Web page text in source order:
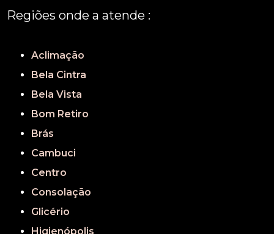
Regiões onde a atende :
Aclimação
Bela Cintra
Bela Vista
Bom Retiro
Brás
Cambuci
Centro
Consolação
Glicério
Higienópolis